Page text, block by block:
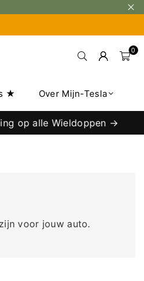
0
★ Over Mijn-Tesla
Wieldoppen →
voor jouw auto.